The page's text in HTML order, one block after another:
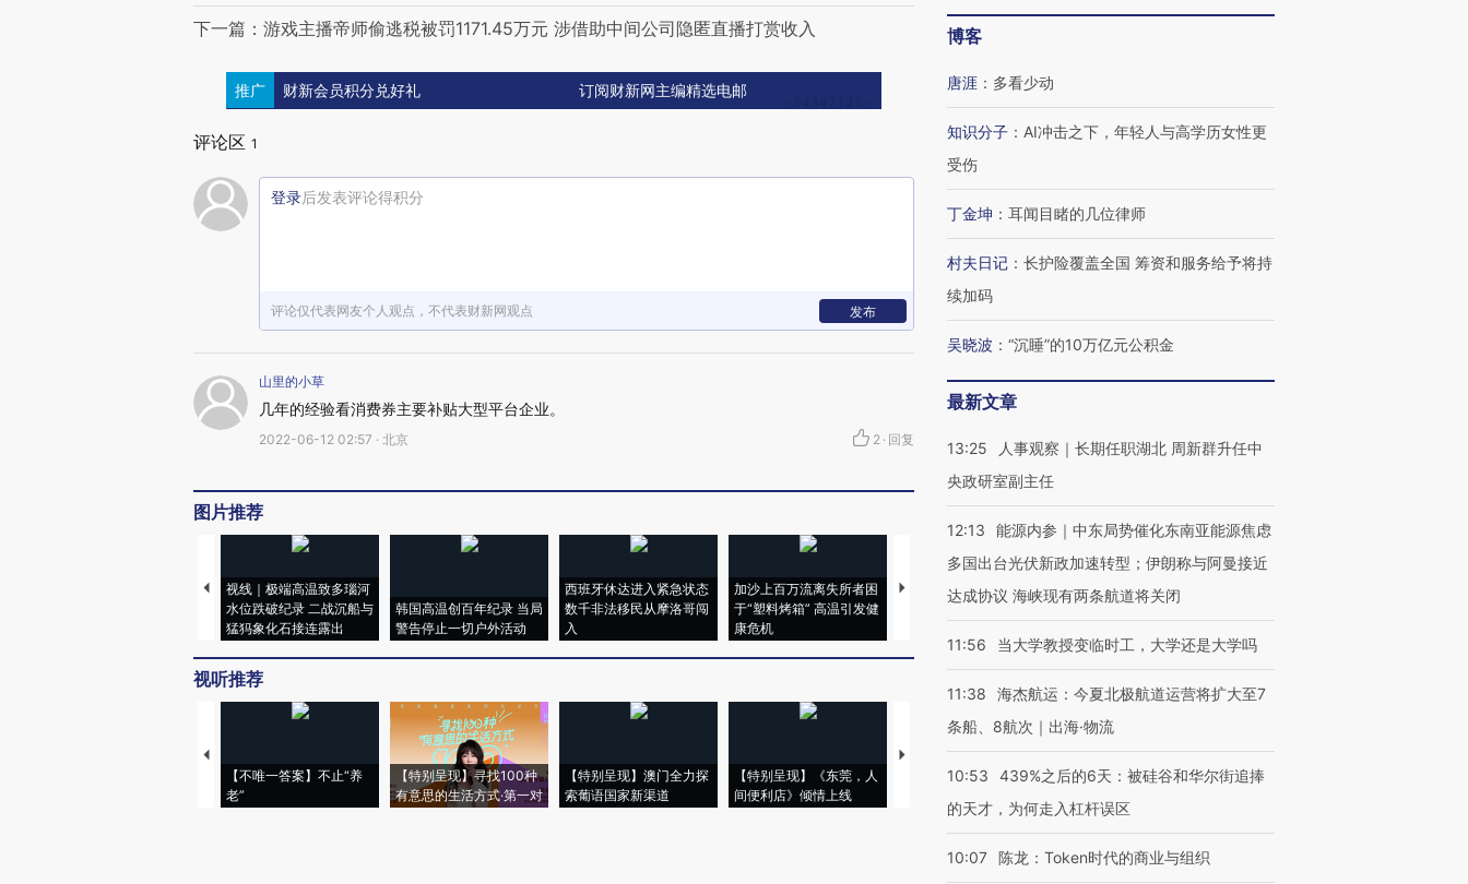
下一篇：游戏主播帝师偷逃税被罚1171.45万元 涉借助中间公司隐匿直播打赏收入
推广 财新会员积分兑好礼 订阅财新网主编精选电邮
评论区 1
登录后发表评论得积分
评论仅代表网友个人观点，不代表财新网观点 发布
山里的小草
几年的经验看消费券主要补贴大型平台企业。
2022-06-12 02:57 · 北京 2 · 回复
图片推荐
视线｜极端高温致多瑙河
水位跌破纪录 二战沉船与
猛犸象化石接连露出
韩国高温创百年纪录 当局
警告停止一切户外活动
西班牙休达进入紧急状态
数千非法移民从摩洛哥闯
入
加沙上百万流离失所者困
于“塑料烤箱” 高温引发健
康危机
视线｜HYROX的吸金
术：是什么让中产们甘
马航飞行员跨国走私7万
粒摇头丸 尿检体内含3种
视听推荐
【不唯一答案】不止“养
老”
【特别呈现】寻找100种
有意思的生活方式·第一对
【特别呈现】澳门全力探
索葡语国家新渠道
【特别呈现】《东莞，人
间便利店》倾情上线
【推广】走进第四届链博
会，让数智科技“链”接产
【特别呈现】寻找100种
【商旅对话】华住集团
CFO：不靠规模取胜，华
博客
唐涯 ： 多看少动
知识分子 ： AI冲击之下，年轻人与高学历女性更
受伤
丁金坤 ： 耳闻目睹的几位律师
村夫日记 ： 长护险覆盖全国 筹资和服务给予将持
续加码
吴晓波 ： “沉睡”的10万亿元公积金
最新文章
13:25
人事观察｜长期任职湖北 周新群升任中
央政研室副主任
12:13
能源内参｜中东局势催化东南亚能源焦虑
多国出台光伏新政加速转型；伊朗称与阿曼接近
达成协议 海峡现有两条航道将关闭
11:56 当大学教授变临时工，大学还是大学吗
11:38
海杰航运：今夏北极航道运营将扩大至7
条船、8航次｜出海·物流
10:53
439%之后的6天：被硅谷和华尔街追捧
的天才，为何走入杠杆误区
10:07 陈龙：Token时代的商业与组织